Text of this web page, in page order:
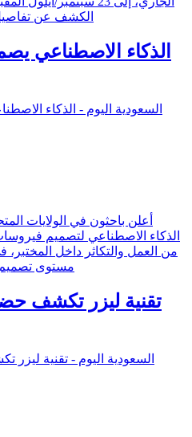
أجّلت المحكمة العسكرية في
الكشف عن
الذكاء الاصطناعي
أعلن باحثون في الولايات
الذكاء الاصطناعي لتصميم
مستوى تصميم
تقنية ليزر تكشف